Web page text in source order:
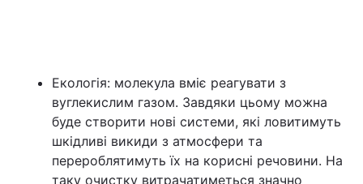
Екологія: молекула вміє реагувати з
вуглекислим газом. Завдяки цьому можна
буде створити нові системи, які ловитимуть
шкідливі викиди з атмосфери та
перероблятимуть їх на корисні речовини. На
таку очистку витрачатиметься значно